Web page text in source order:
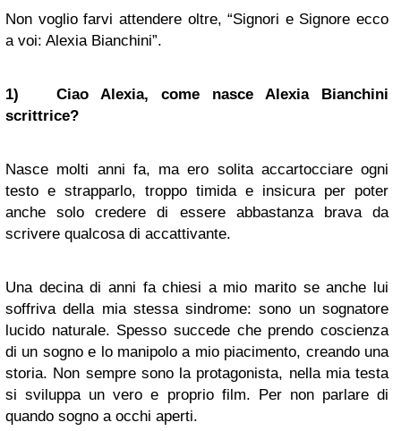
Non voglio farvi attendere oltre, “Signori e Signore ecco
a voi: Alexia Bianchini”.
1) Ciao Alexia, come nasce Alexia Bianchini
scrittrice?
Nasce molti anni fa, ma ero solita accartocciare ogni
testo e strapparlo, troppo timida e insicura per poter
anche solo credere di essere abbastanza brava da
scrivere qualcosa di accattivante.
Una decina di anni fa chiesi a mio marito se anche lui
soffriva della mia stessa sindrome: sono un sognatore
lucido naturale. Spesso succede che prendo coscienza
di un sogno e lo manipolo a mio piacimento, creando una
storia. Non sempre sono la protagonista, nella mia testa
si sviluppa un vero e proprio film. Per non parlare di
quando sogno a occhi aperti.